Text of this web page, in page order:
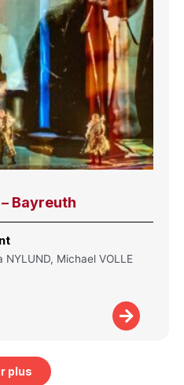
Bayreuth
NYLUND, Michael VOLLE
plus